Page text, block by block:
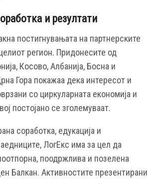
и резултати
постигнувањата на партнерските
регион. Придонесите од
Косово, Албанија, Босна и
Гора покажаа дека интересот и
со циркуларната економија и
постојано се зголемуваат.
соработка, едукација и
ЛогЕкс има за цел да
поодржлива и позелена
Балкан. Активностите презентирани